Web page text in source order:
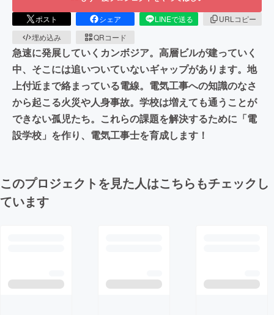
ポスト シェア LINEで送る
URLコピー
埋め込み
QRコード
急速に発展していくカンボジア。高層ビルが建っていく
中、そこには追いついていないギャップがあります。地
上付近まで絡まっている電線。電気工事への知識のなさ
から起こる火災や人身事故。学校は増えても通うことが
できない孤児たち。これらの課題を解決するために「電
設学校」を作り、電気工事士を育成します！
このプロジェクトを見た人はこちらもチェックし
ています